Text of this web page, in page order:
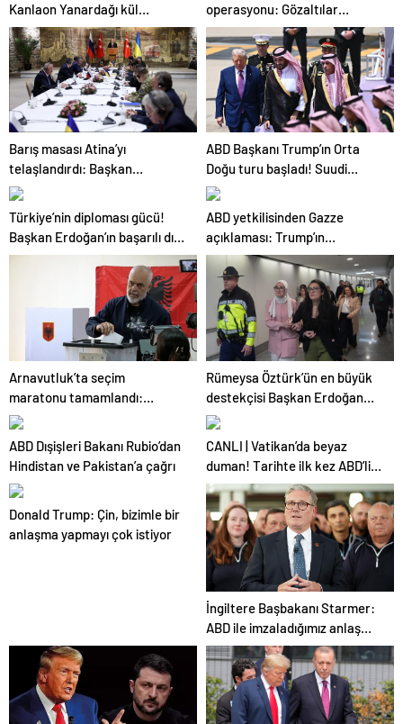
Kanlaon Yanardağı kül
püskürdü
operasyonu: Gözaltılar
gerçekleşti
Barış masası Atina’yı
telaşlandırdı: Başkan
Erdoğan’ın hamleleri
taşıyor’
ABD Başkanı Trump’ın Orta
Doğu turu başladı! Suudi
Arabistan’a ayak bastı
Türkiye’nin diploması gücü!
Başkan Erdoğan’ın başarılı dış
politikası dünyaya umut
ABD yetkilisinden Gazze
açıklaması: Trump’ın
gündeminde ateşkes var
Arnavutluk’ta seçim
maratonu tamamlandı:
Sonuçlar belli oldu
Rümeysa Öztürk’ün en büyük
destekçisi Başkan Erdoğan
oldu! “İlk andan itibaren takip
ABD Dışişleri Bakanı Rubio’dan
Hindistan ve Pakistan’a çağrı
CANLI | Vatikan’da beyaz
duman! Tarihte ilk kez ABD’li
Papa seçildi: Robert Francis
Prevost: 14. Leo
Donald Trump: Çin, bizimle bir
anlaşma yapmayı çok istiyor
İngiltere Başbakanı Starmer:
ABD ile imzaladığımız anlaşma
inanılmaz bir platform
oluşturacak